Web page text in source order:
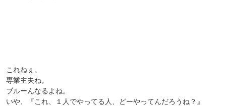
これねぇ。
専業主夫ね。
ブルーんなるよね。
いや、『これ、１人でやってる人、どーやってんだろうね？』